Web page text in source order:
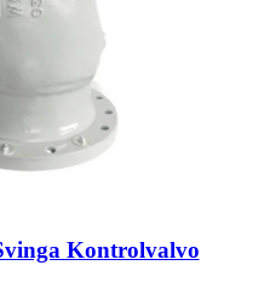
Kontrolvalvo